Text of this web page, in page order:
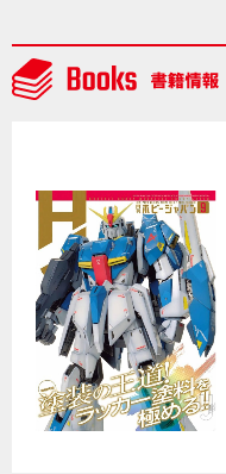
NEWITEM】